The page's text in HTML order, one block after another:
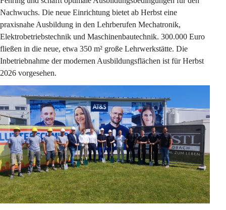
Nachwuchs. Die neue Einrichtung bietet ab Herbst eine
praxisnahe Ausbildung in den Lehrberufen Mechatronik,
Elektrobetriebstechnik und Maschinenbautechnik. 300.000 Euro
fließen in die neue, etwa 350 m² große Lehrwerkstätte. Die
Inbetriebnahme der modernen Ausbildungsflächen ist für Herbst
2026 vorgesehen.